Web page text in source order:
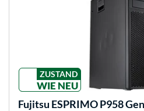
ZUSTAND
WIE NEU
Fujitsu ESPRIMO P958